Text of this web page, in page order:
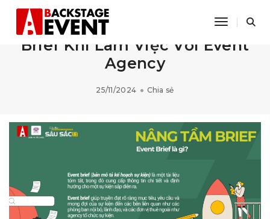
Toggle
Tầm Quan Trọng của Event
Brief Khi Làm Việc Với Event
Agency
25/11/2024 Chia sẻ